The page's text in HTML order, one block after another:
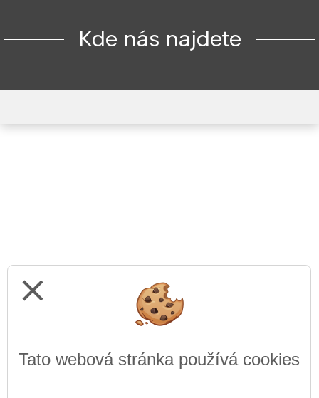
Kde nás najdete
close
Tato webová stránka používá cookies